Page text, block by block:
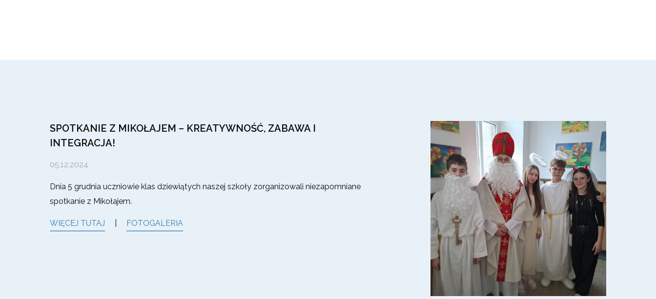
SPOTKANIE Z MIKOŁAJEM – KREATYWNOŚĆ, ZABAWA I
INTEGRACJA!
05.12.2024
Dnia 5 grudnia uczniowie klas dziewiątych naszej szkoły zorganizowali niezapomniane
spotkanie z Mikołajem.
WIĘCEJ TUTAJ FOTOGALERIA